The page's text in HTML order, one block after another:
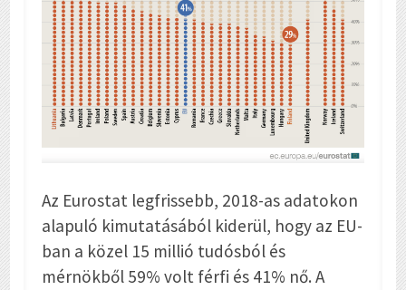
Az Eurostat legfrissebb, 2018-as adatokon
alapuló kimutatásából kiderül, hogy az EU-
ban a közel 15 millió tudósból és
mérnökből 59% volt férfi és 41% nő. A